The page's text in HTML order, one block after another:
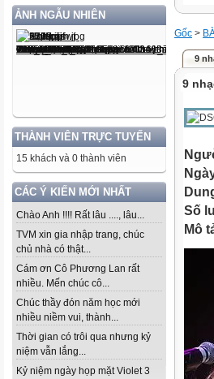
ẢNH NGẪU NHIÊN
THÀNH VIÊN TRỰC TUYẾN
15 khách và 0 thành viên
CÁC Ý KIẾN MỚI NHẤT
Chào Anh !!!! Rất lâu ...., lâu...
TVM xin gia nhập trang, chúc
chủ nhà có thật...
Cám ơn Cô Phương Lan rất
nhiều. Mến chúc cô...
Chúc thầy đón năm học mới
nhiều niềm vui, thành...
Thời gian có trôi qua nhưng kỷ
niệm vẫn lắng...
Kỷ niệm ngày họp mặt Violet 3
Gốc >
9
9
Số
Mô